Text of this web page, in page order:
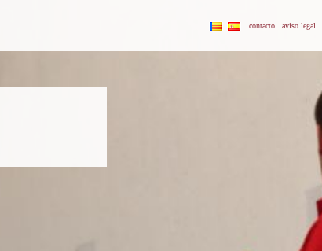
contacto aviso legal